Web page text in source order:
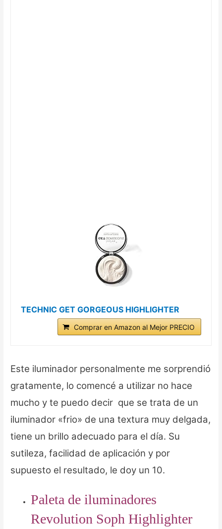
TECHNIC GET GORGEOUS HIGHLIGHTER
Comprar en Amazon al Mejor PRECIO
Este iluminador personalmente me sorprendió
gratamente, lo comencé a utilizar no hace
mucho y te puedo decir que se trata de un
iluminador «frio» de una textura muy delgada,
tiene un brillo adecuado para el día. Su
sutileza, facilidad de aplicación y por
supuesto el resultado, le doy un 10.
Paleta de iluminadores
Revolution Soph Highlighter